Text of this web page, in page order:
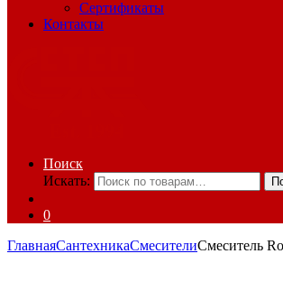
Сертификаты
Контакты
Поиск
Искать:
0
ГлавнаяСантехникаСмесителиСмеситель